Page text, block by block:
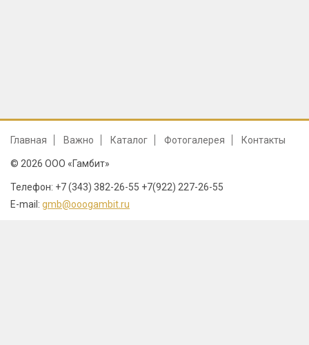
Главная Важно Каталог Фотогалерея Контакты
© 2026 ООО «Гамбит»
Телефон: +7 (343) 382-26-55 +7(922) 227-26-55
E-mail: gmb@ooogambit.ru